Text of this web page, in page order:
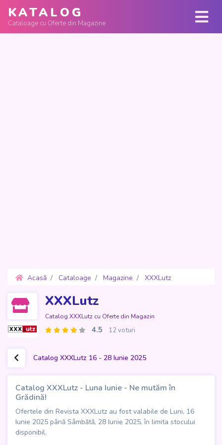
KATALOG
Cataloage cu Oferte din Magazine
Acasă Cataloage Magazine
XXXLutz
XXXLutz
Catalog XXXLutz cu Oferte din Magazin
4.5 12 voturi
Catalog XXXLutz 16 - 28 Iunie 2025
Catalog XXXLutz - Luna Iunie - Ne mutăm în
Grădină!
Ofertele din Revista XXXLutz au fost valabile de Luni, 16
Iunie 2025 până Sâmbătă, 28 Iunie 2025, în limita stocului
disponibil.